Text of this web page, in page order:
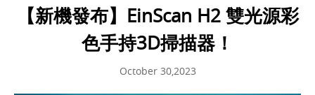
【新機發布】EinScan H2 雙光源彩
色手持3D掃描器！
October 30,2023